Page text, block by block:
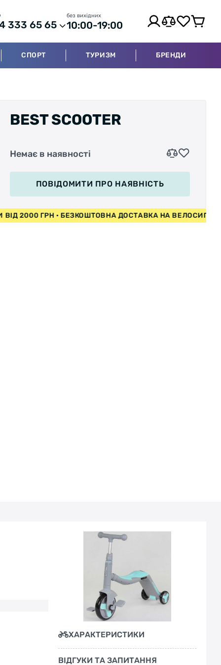
333 65 65
без вихідних
10:00-19:00
СПОРТ ТУРИЗМ БРЕНДИ
BEST SCOOTER
Немає в наявності
ПОВІДОМИТИ ПРО НАЯВНІСТЬ
ВІД 2000 ГРН • БЕЗКОШТОВНА ДОСТАВКА НА
ХАРАКТЕРИСТИКИ
ВІДГУКИ ТА ЗАПИТАННЯ